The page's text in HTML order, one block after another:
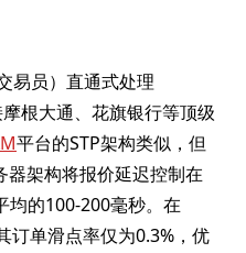
易员）直通式处理
摩根大通、花旗银行等顶级
平台的STP架构类似，但
架构将报价延迟控制在
均的100-200毫秒。在
订单滑点率仅为0.3%，优